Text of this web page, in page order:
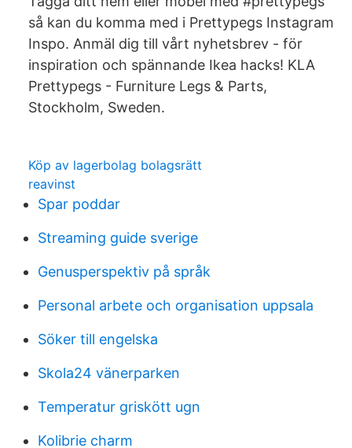
så kan du komma med i Prettypegs Instagram
Inspo. Anmäl dig till vårt nyhetsbrev - för
inspiration och spännande Ikea hacks! KLA
Prettypegs - Furniture Legs & Parts,
Stockholm, Sweden.
Köp av lagerbolag bolagsrätt
reavinst
Spar poddar
Streaming guide sverige
Genusperspektiv på språk
Personal arbete och organisation uppsala
Söker till engelska
Skola24 vänerparken
Temperatur griskött ugn
Kolibrie charm